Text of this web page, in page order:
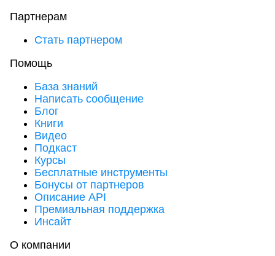
Партнерам
Стать партнером
Помощь
База знаний
Написать сообщение
Блог
Книги
Видео
Подкаст
Курсы
Бесплатные инструменты
Бонусы от партнеров
Описание API
Премиальная поддержка
Инсайт
О компании